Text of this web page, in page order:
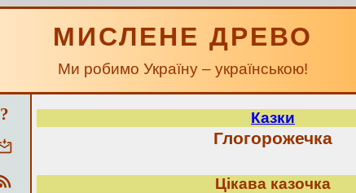
МИСЛЕНЕ ДРЕВО
Ми робимо Україну – українською!
? Казки
Глогорожечка
Цікава казочка